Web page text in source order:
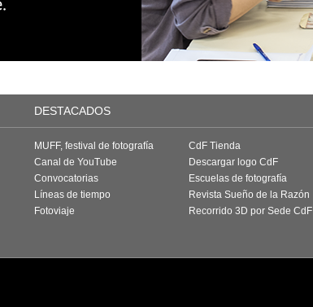
DESTACADOS
MUFF, festival de fotografía
Canal de YouTube
Convocatorias
Líneas de tiempo
Fotoviaje
CdF Tienda
Descargar logo CdF
Escuelas de fotografía
Revista Sueño de la Razón
Recorrido 3D por Sede CdF